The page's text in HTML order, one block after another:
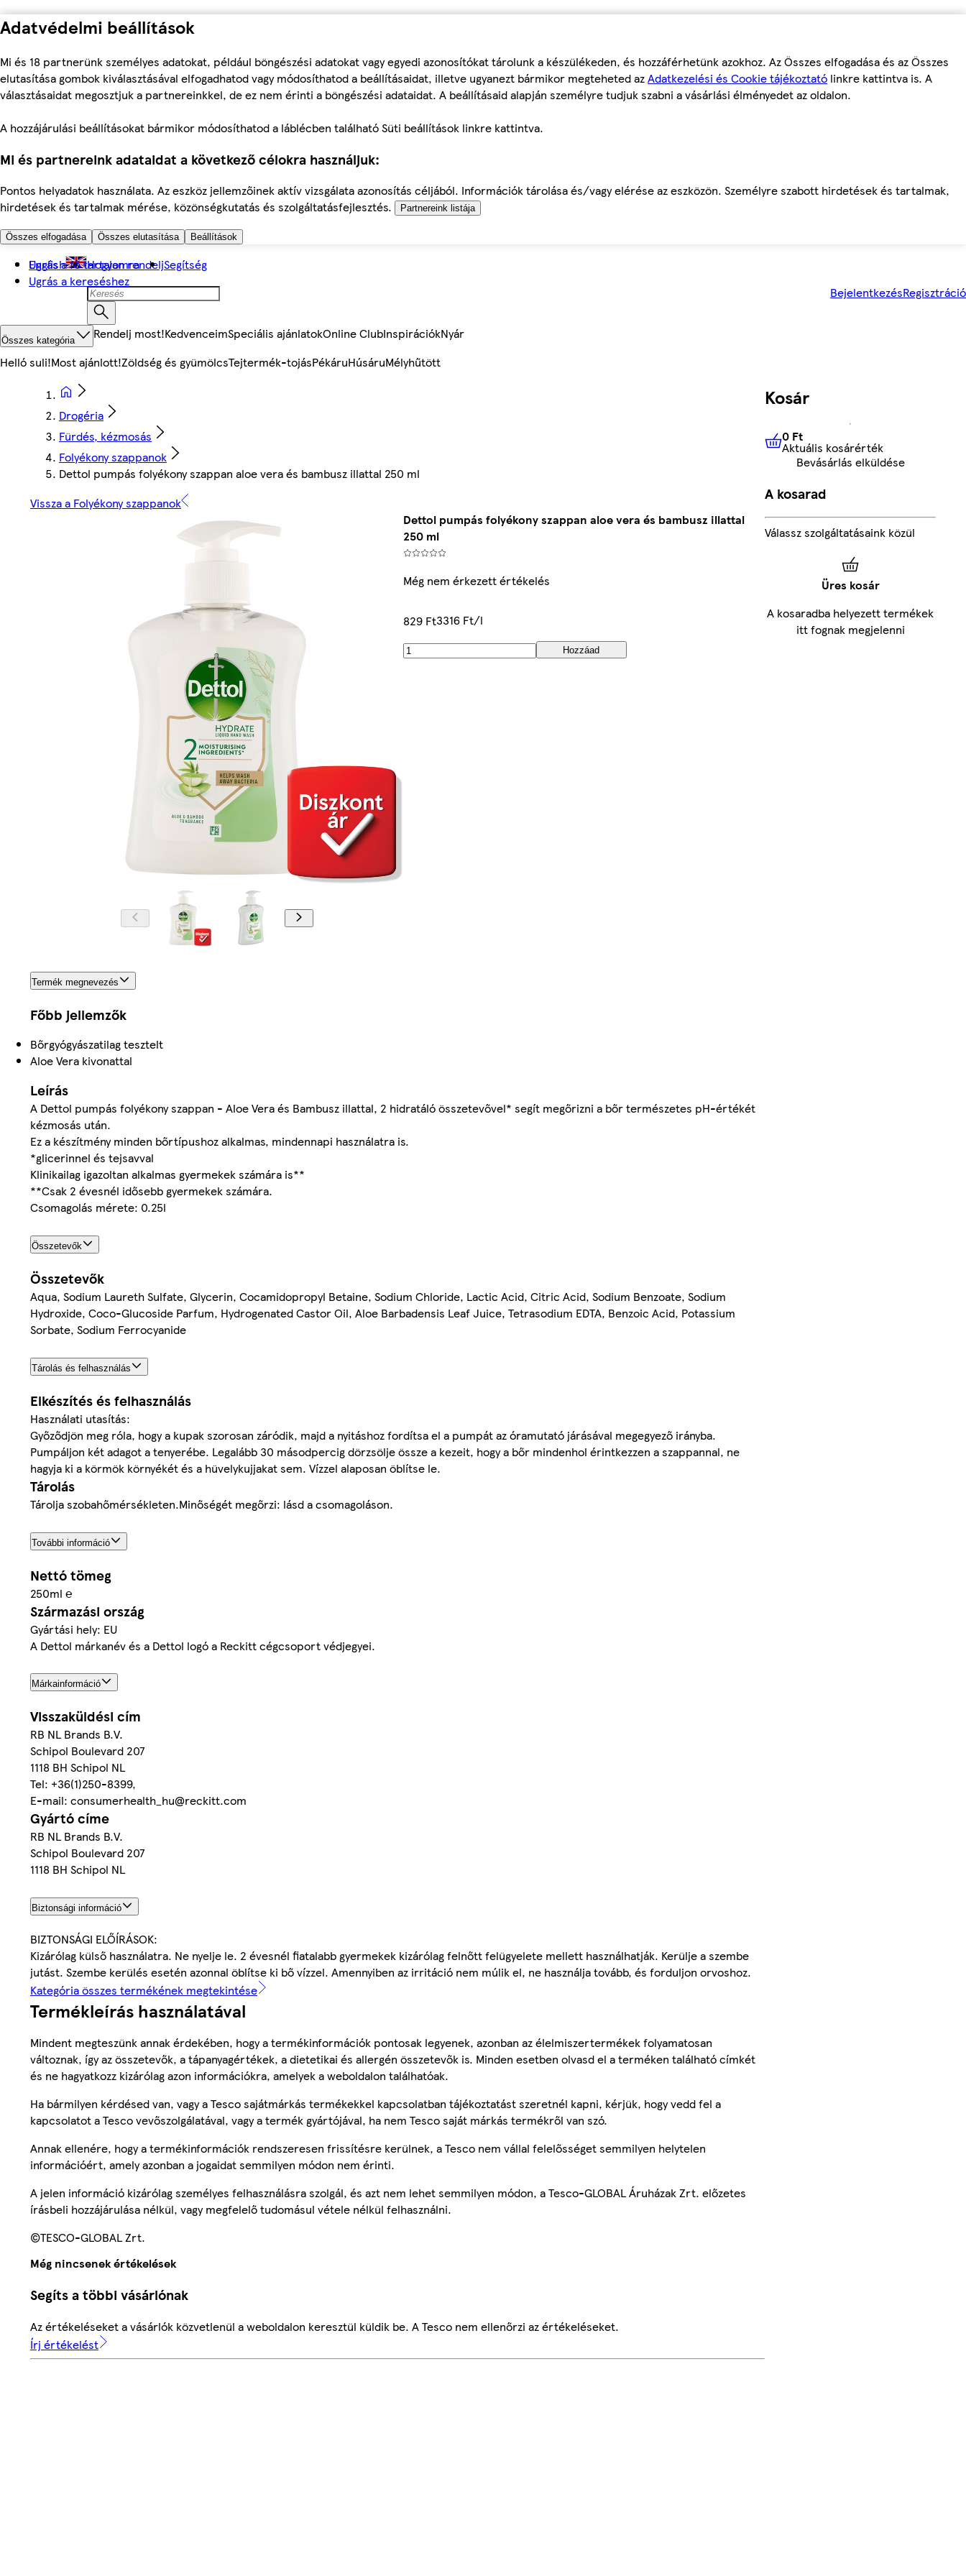
Adatvédelmi beállítások
Mi és 18 partnerünk személyes adatokat, például böngészési adatokat vagy egyedi azonosítókat tárolunk a készülékeden, és hozzáférhetünk azokhoz. Az Összes elfogadása és az Összes
elutasítása gombok kiválasztásával elfogadhatod vagy módosíthatod a beállításaidat, illetve ugyanezt bármikor megteheted azAdatkezelési és Cookie tájékoztató linkre kattintva is. A
választásaidat megosztjuk a partnereinkkel, de ez nem érinti a böngészési adataidat. A beállításaid alapján személyre tudjuk szabni a vásárlási élményedet az oldalon.
A hozzájárulási beállításokat bármikor módosíthatod a láblécben található Süti beállítások linkre kattintva.
Mi és partnereink adataidat a következő célokra használjuk:
Pontos helyadatok használata. Az eszköz jellemzőinek aktív vizsgálata azonosítás céljából. Információk tárolása és/vagy elérése az eszközön. Személyre szabott hirdetések és tartalmak,
hirdetések és tartalmak mérése, közönségkutatás és szolgáltatásfejlesztés.
Partnereink listája
Összes elfogadása Összes elutasítása Beállítások
Ugrás a fő tartalomra
Ugrás a kereséshez
English Hogyan rendeljSegítség
BejelentkezésRegisztráció
Összes kategória Rendelj most!KedvenceimSpeciális ajánlatokOnline ClubInspirációkNyár
Helló suli!Most ajánlott!Zöldség és gyümölcsTejtermék-tojásPékáruHúsáruMélyhűtött
Drogéria
Fürdés, kézmosás
Folyékony szappanok
Dettol pumpás folyékony szappan aloe vera és bambusz illattal 250 ml
Vissza a Folyékony szappanok
Dettol pumpás folyékony szappan aloe vera és bambusz illattal
250 ml
Még nem érkezett értékelés
829 Ft3316 Ft/l
Hozzáad
Termék megnevezés
Főbb jellemzők
Bőrgyógyászatilag tesztelt
Aloe Vera kivonattal
Leírás
A Dettol pumpás folyékony szappan - Aloe Vera és Bambusz illattal, 2 hidratáló összetevővel* segít megőrizni a bőr természetes pH-értékét
kézmosás után.
Ez a készítmény minden bőrtípushoz alkalmas, mindennapi használatra is.
*glicerinnel és tejsavval
Klinikailag igazoltan alkalmas gyermekek számára is**
**Csak 2 évesnél idősebb gyermekek számára.
Csomagolás mérete: 0.25l
Összetevők
Összetevők
Aqua, Sodium Laureth Sulfate, Glycerin, Cocamidopropyl Betaine, Sodium Chloride, Lactic Acid, Citric Acid, Sodium Benzoate, Sodium
Hydroxide, Coco-Glucoside Parfum, Hydrogenated Castor Oil, Aloe Barbadensis Leaf Juice, Tetrasodium EDTA, Benzoic Acid, Potassium
Sorbate, Sodium Ferrocyanide
Tárolás és felhasználás
Elkészítés és felhasználás
Használati utasítás:
Győződjön meg róla, hogy a kupak szorosan záródik, majd a nyitáshoz fordítsa el a pumpát az óramutató járásával megegyező irányba.
Pumpáljon két adagot a tenyerébe. Legalább 30 másodpercig dörzsölje össze a kezeit, hogy a bőr mindenhol érintkezzen a szappannal, ne
hagyja ki a körmök környékét és a hüvelykujjakat sem. Vízzel alaposan öblítse le.
Tárolás
Tárolja szobahőmérsékleten.Minőségét megőrzi: lásd a csomagoláson.
További információ
Nettó tömeg
250ml ℮
Származási ország
Gyártási hely: EU
A Dettol márkanév és a Dettol logó a Reckitt cégcsoport védjegyei.
Márkainformáció
Visszaküldési cím
RB NL Brands B.V.
Schipol Boulevard 207
1118 BH Schipol NL
Tel: +36(1)250-8399,
E-mail: consumerhealth_hu@reckitt.com
Gyártó címe
RB NL Brands B.V.
Schipol Boulevard 207
1118 BH Schipol NL
Biztonsági információ
BIZTONSÁGI ELŐÍRÁSOK:
Kizárólag külső használatra. Ne nyelje le. 2 évesnél fiatalabb gyermekek kizárólag felnőtt felügyelete mellett használhatják. Kerülje a szembe
jutást. Szembe kerülés esetén azonnal öblítse ki bő vízzel. Amennyiben az irritáció nem múlik el, ne használja tovább, és forduljon orvoshoz.
Kategória összes termékének megtekintése
Termékleírás használatával
Mindent megteszünk annak érdekében, hogy a termékinformációk pontosak legyenek, azonban az élelmiszertermékek folyamatosan
változnak, így az összetevők, a tápanyagértékek, a dietetikai és allergén összetevők is. Minden esetben olvasd el a terméken található címkét
és ne hagyatkozz kizárólag azon információkra, amelyek a weboldalon találhatóak.
Ha bármilyen kérdésed van, vagy a Tesco sajátmárkás termékekkel kapcsolatban tájékoztatást szeretnél kapni, kérjük, hogy vedd fel a
kapcsolatot a Tesco vevőszolgálatával, vagy a termék gyártójával, ha nem Tesco saját márkás termékről van szó.
Annak ellenére, hogy a termékinformációk rendszeresen frissítésre kerülnek, a Tesco nem vállal felelősséget semmilyen helytelen
információért, amely azonban a jogaidat semmilyen módon nem érinti.
A jelen információ kizárólag személyes felhasználásra szolgál, és azt nem lehet semmilyen módon, a Tesco-GLOBAL Áruházak Zrt. előzetes
írásbeli hozzájárulása nélkül, vagy megfelelő tudomásul vétele nélkül felhasználni.
©TESCO-GLOBAL Zrt.
Még nincsenek értékelések
Segíts a többi vásárlónak
Az értékeléseket a vásárlók közvetlenül a weboldalon keresztül küldik be. A Tesco nem ellenőrzi az értékeléseket.
Írj értékelést
Kosár
0 FtAktuális kosárérték
0 Ft
Aktuális kosárérték
Bevásárlás elküldése
A kosarad
Válassz szolgáltatásaink közül
Üres kosár
A kosaradba helyezett termékek
itt fognak megjelenni